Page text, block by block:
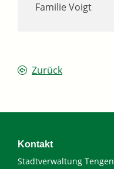
Familie Voigt
Zurück
Kontakt
Stadtverwaltung Tengen